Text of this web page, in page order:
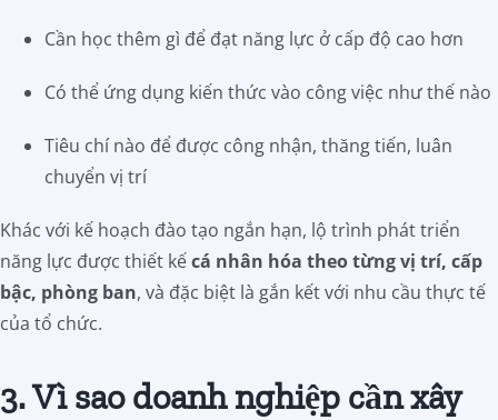
Cần học thêm gì để đạt năng lực ở cấp độ cao hơn
Có thể ứng dụng kiến thức vào công việc như thế nào
Tiêu chí nào để được công nhận, thăng tiến, luân
chuyển vị trí
Khác với kế hoạch đào tạo ngắn hạn, lộ trình phát triển
năng lực được thiết kếcá nhân hóa theo từng vị trí, cấp
bậc, phòng ban, và đặc biệt là gắn kết với nhu cầu thực tế
của tổ chức.
3. Vì sao doanh nghiệp cần xây